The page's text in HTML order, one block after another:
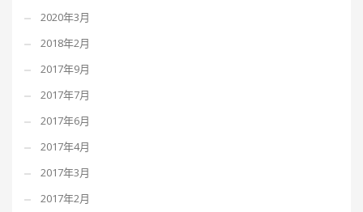
2020年3月
2018年2月
2017年9月
2017年7月
2017年6月
2017年4月
2017年3月
2017年2月